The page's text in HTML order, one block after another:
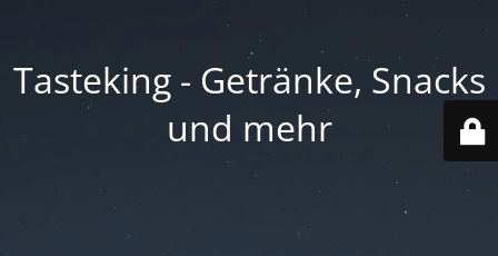
Tasteking - Getränke, Snacks
und mehr